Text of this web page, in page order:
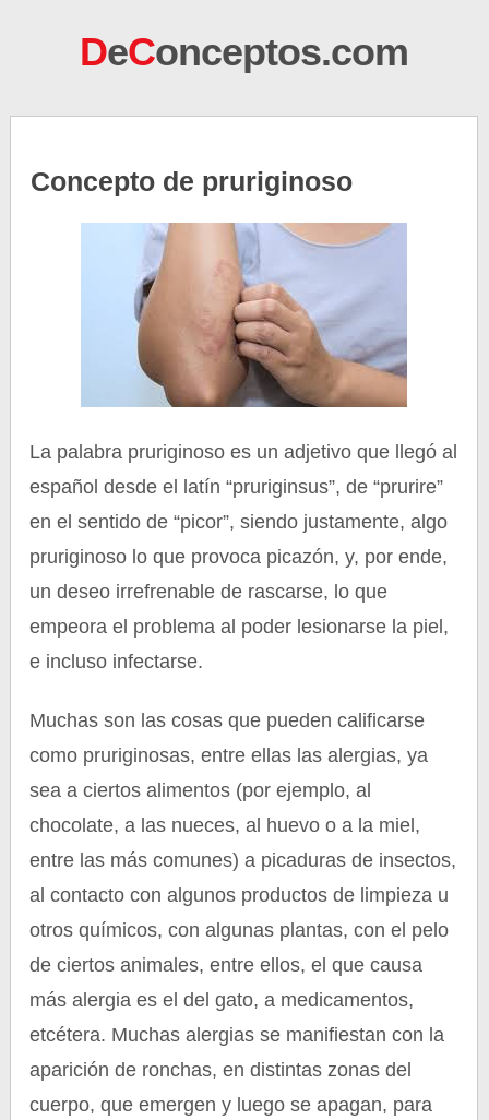
DeConceptos.com
Concepto de pruriginoso
La palabra pruriginoso es un adjetivo que llegó al
español desde el latín “pruriginsus”, de “prurire”
en el sentido de “picor”, siendo justamente, algo
pruriginoso lo que provoca picazón, y, por ende,
un deseo irrefrenable de rascarse, lo que
empeora el problema al poder lesionarse la piel,
e incluso infectarse.
Muchas son las cosas que pueden calificarse
como pruriginosas, entre ellas las alergias, ya
sea a ciertos alimentos (por ejemplo, al
chocolate, a las nueces, al huevo o a la miel,
entre las más comunes) a picaduras de insectos,
al contacto con algunos productos de limpieza u
otros químicos, con algunas plantas, con el pelo
de ciertos animales, entre ellos, el que causa
más alergia es el del gato, a medicamentos,
etcétera. Muchas alergias se manifiestan con la
aparición de ronchas, en distintas zonas del
cuerpo, que emergen y luego se apagan, para